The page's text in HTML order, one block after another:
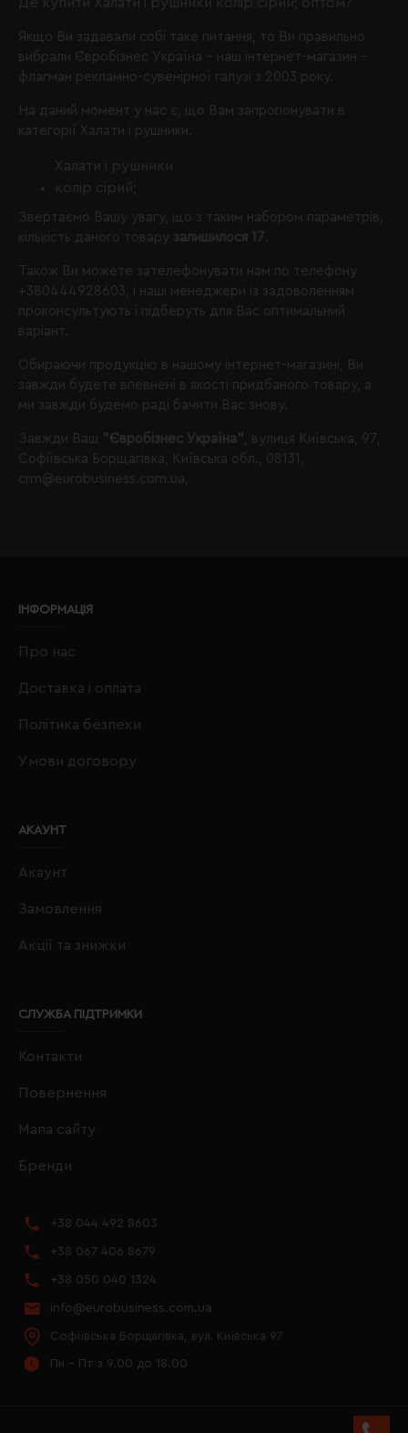
Якщо Ви задавали собі таке питання, то Ви правильно
вибрали Євробізнес Україна - наш інтернет-магазин -
флагман рекламно-сувенірної галузі з 2003 року.
На даний момент у нас є, що Вам запропонувати в
категорії Халати і рушники.
Халати і рушники
колір сірий;
Звертаємо Вашу увагу, що з таким набором параметрів,
кількість даного товару залишилося 17
Також Ви можете зателефонувати нам по телефону
+380444928603 , і наші менеджери із задоволенням
проконсультують і підберуть для Вас оптимальний
варіант.
Обираючи продукцію в нашому інтернет-магазині, Ви
завжди будете впевнені в якості придбаного товару, а
ми завжди будемо раді бачити Вас знову.
Завжди Ваш "Євробізнес Україна"
, вулиця Київська, 97,
Софіївська Борщагівка, Київська обл., 08131,
crm@eurobusiness.com.ua,
ІНФОРМАЦІЯ
Про нас
Доставка і оплата
Політика безпеки
Умови договору
АКАУНТ
Акаунт
Замовлення
Акції та знижки
СЛУЖБА ПІДТРИМКИ
Контакти
Повернення
Мапа сайту
Бренди
+38 044 492 8603
+38 067 406 8679
+38 050 040 1324
info@eurobusiness.com.ua
Софіївська Борщагівка, вул. Київська 97
Пн - Пт з 9.00 до 18.00